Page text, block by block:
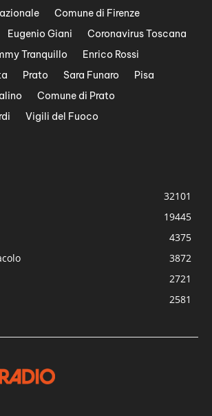
Comune di Firenze
Eugenio Giani
Coronavirus Toscana
Tranquillo
Enrico Rossi
Prato Sara Funaro
Pisa
Comune di Prato
Vigili del Fuoco
32101
19445
4375
3872
2721
2581